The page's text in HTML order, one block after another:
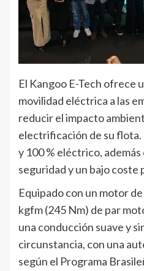
El Kangoo E-Tech ofrece
movilidad eléctrica a las
reducir el impacto
electrificación de su
y 100 % eléctrico,
seguridad y un bajo
Equipado con un motor
kgfm (245 Nm) de par
una conducción suave y
circunstancia, con una
según el Programa